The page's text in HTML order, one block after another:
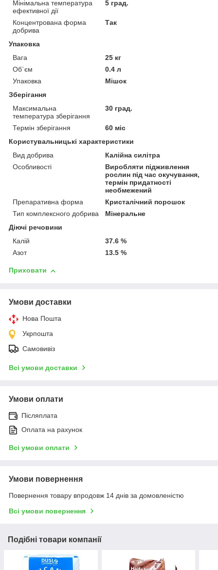
Мінімальна температура
ефективної дії
5 град.
Концентрована форма
добрива
Так
Упаковка
Вага
25 кг
Об`єм
0.4 л
Упаковка
Мішок
Зберігання
Максимальна
температура зберігання
30 град.
Термін зберігання
60 міс
Користувальницькі характеристики
Вид добрива
Калійна силітра
Особливості
Виробляти підживлення
рослин під час окучування,
термін придатності
необмежений
Препаративна форма
Кристалічний порошок
Тип комплексного добрива
Мінеральне
Діючі речовини
Калій
37.6 %
Азот
13.5 %
Приховати
Умови доставки
Нова Пошта
Укрпошта
Самовивіз
Всі умови доставки
Умови оплати
Післяплата
Оплата на рахунок
Всі умови оплати
Умови повернення
Повернення товару впродовж 14 днів за домовленістю
Всі умови повернення
Подібні товари компанії